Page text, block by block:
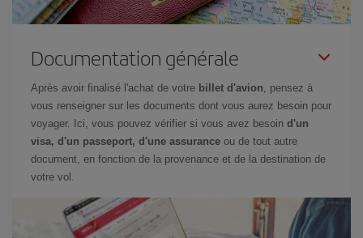
Documentation générale
Après avoir finalisé l'achat de votre billet d'avion, pensez à
vous renseigner sur les documents dont vous aurez besoin pour
voyager. Ici, vous pouvez vérifier si vous avez besoin d'un
visa, d'un passeport, d'une assurance ou de tout autre
document, en fonction de la provenance et de la destination de
votre vol.